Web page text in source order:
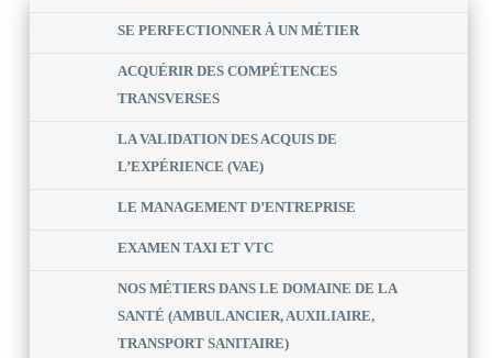
SE PERFECTIONNER À UN MÉTIER
ACQUÉRIR DES COMPÉTENCES
TRANSVERSES
LA VALIDATION DES ACQUIS DE
L’EXPÉRIENCE (VAE)
LE MANAGEMENT D’ENTREPRISE
EXAMEN TAXI ET VTC
NOS MÉTIERS DANS LE DOMAINE DE LA
SANTÉ (AMBULANCIER, AUXILIAIRE,
TRANSPORT SANITAIRE)